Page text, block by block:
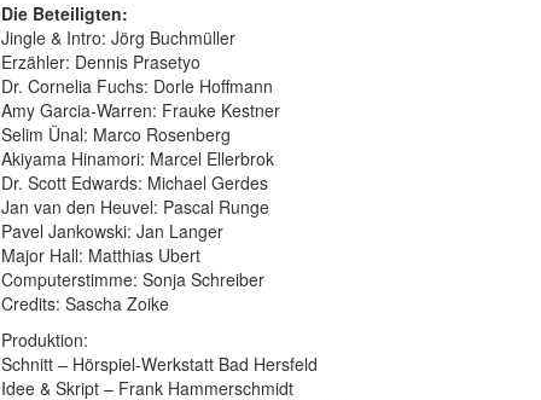
Die Beteiligten:
Jingle & Intro: Jörg Buchmüller
Erzähler: Dennis Prasetyo
Dr. Cornelia Fuchs: Dorle Hoffmann
Amy Garcia-Warren: Frauke Kestner
Selim Ünal: Marco Rosenberg
Akiyama Hinamori: Marcel Ellerbrok
Dr. Scott Edwards: Michael Gerdes
Jan van den Heuvel: Pascal Runge
Pavel Jankowski: Jan Langer
Major Hall: Matthias Ubert
Computerstimme: Sonja Schreiber
Credits: Sascha Zoike
Produktion:
Schnitt – Hörspiel-Werkstatt Bad Hersfeld
Idee & Skript – Frank Hammerschmidt